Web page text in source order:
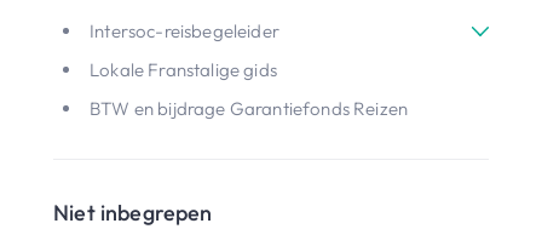
Intersoc-reisbegeleider
Lokale Franstalige gids
BTW en bijdrage Garantiefonds Reizen
Niet inbegrepen